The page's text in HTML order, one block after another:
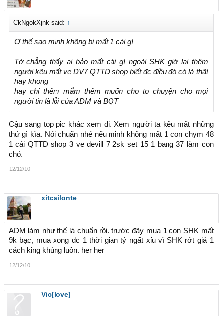
CkNgokXjnk said: ↑
Ơ thế sao mình không bị mất 1 cái gì
Tớ chẳng thấy ai bảo mất cái gì ngoài SHK giờ lại thêm
người kêu mất ve DV7 QTTD shop biết đc điều đó có là thật
hay không
hay chỉ thêm mắm thêm muốn cho to chuyện cho mọi
người tin là lỗi của ADM và BQT
Cậu sang top pic khác xem đi. Xem người ta kêu mất những
thứ gì kìa. Nói chuẩn nhé nếu minh không mất 1 con chym 48
1 cái QTTD shop 3 ve devill 7 2sk set 15 1 bang 37 làm con
chó.
12/12/10
xitcailonte
ADM làm như thế là chuẩn rồi. trước đây mua 1 con SHK mất
9k bạc, mua xong đc 1 thời gian tý ngất xỉu vì SHK rớt giá 1
cách king khủng luôn. her her
12/12/10
Vic[love]